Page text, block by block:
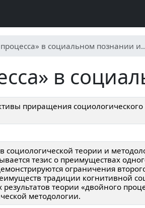
в социальном познании
в
приращения
теории и
тезис о преимуществах
ограничения
традиции когнитивной
теории «двойного
методологии.